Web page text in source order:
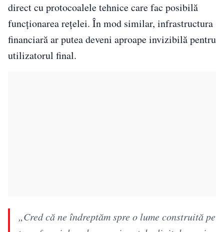
direct cu protocoalele tehnice care fac posibilă
funcționarea rețelei. În mod similar, infrastructura
financiară ar putea deveni aproape invizibilă pentru
utilizatorul final.
„Cred că ne îndreptăm spre o lume construită pe